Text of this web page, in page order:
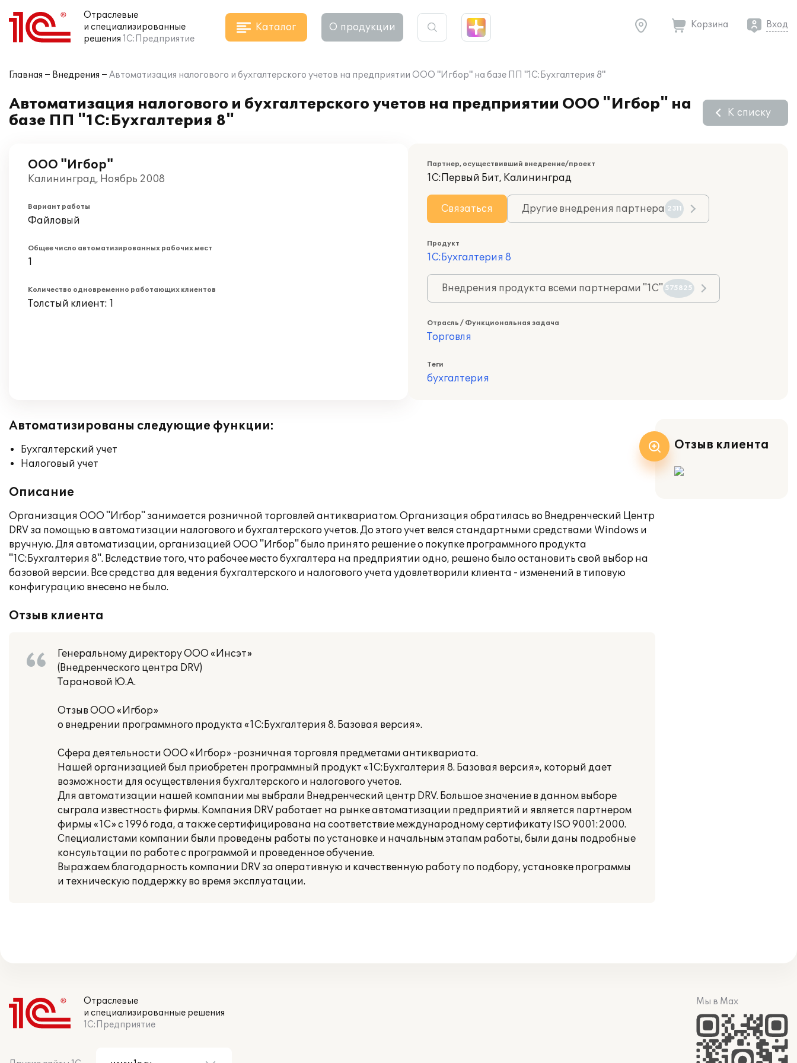
Отраслевые
и специализированные
решения 1С:Предприятие
Каталог О продукции Корзина Вход
Главная Внедрения Автоматизация налогового и бухгалтерского учетов на предприятии ООО "Игбор" на базе ПП "1С:Бухгалтерия 8"
Автоматизация налогового и бухгалтерского учетов на предприятии ООО "Игбор" на
базе ПП "1С:Бухгалтерия 8"
К списку
ООО "Игбор"
Калининград, Ноябрь 2008
Вариант работы
Файловый
Общее число автоматизированных рабочих мест
1
Количество одновременно работающих клиентов
Толстый клиент: 1
Партнер, осуществивший внедрение/проект
1С:Первый Бит, Калининград
Связаться Другие внедрения партнера 2311
Продукт
1С:Бухгалтерия 8
Внедрения продукта всеми партнерами "1С" 575825
Отрасль / Функциональная задача
Торговля
Теги
бухгалтерия
Автоматизированы следующие функции:
Бухгалтерский учет
Налоговый учет
Описание
Организация ООО "Игбор" занимается розничной торговлей антиквариатом. Организация обратилась во Внедренческий Центр
DRV за помощью в автоматизации налогового и бухгалтерского учетов. До этого учет велся стандартными средствами Windows и
вручную. Для автоматизации, организацией ООО "Игбор" было принято решение о покупке программного продукта
"1С:Бухгалтерия 8". Вследствие того, что рабочее место бухгалтера на предприятии одно, решено было остановить свой выбор на
базовой версии. Все средства для ведения бухгалтерского и налогового учета удовлетворили клиента - изменений в типовую
конфигурацию внесено не было.
Отзыв клиента
Генеральному директору ООО «Инсэт»
(Внедренческого центра DRV)
Тарановой Ю.А.
Отзыв ООО «Игбор»
о внедрении программного продукта «1С:Бухгалтерия 8. Базовая версия».
Сфера деятельности ООО «Игбор» -розничная торговля предметами антиквариата.
Нашей организацией был приобретен программный продукт «1С:Бухгалтерия 8. Базовая версия», который дает
возможности для осуществления бухгалтерского и налогового учетов.
Для автоматизации нашей компании мы выбрали Внедренческий центр DRV. Большое значение в данном выборе
сыграла известность фирмы. Компания DRV работает на рынке автоматизации предприятий и является партнером
фирмы «1С» с 1996 года, а также сертифицирована на соответствие международному сертификату ISO 9001:2000.
Специалистами компании были проведены работы по установке и начальным этапам работы, были даны подробные
консультации по работе с программой и проведенное обучение.
Выражаем благодарность компании DRV за оперативную и качественную работу по подбору, установке программы
и техническую поддержку во время эксплуатации.
Отзыв клиента
Отраслевые
и специализированные решения
1С:Предприятие
Мы в Max